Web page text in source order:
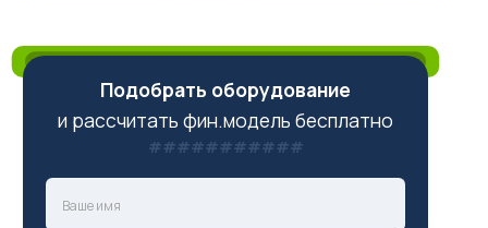
Подобрать оборудование
и рассчитать фин.модель бесплатно